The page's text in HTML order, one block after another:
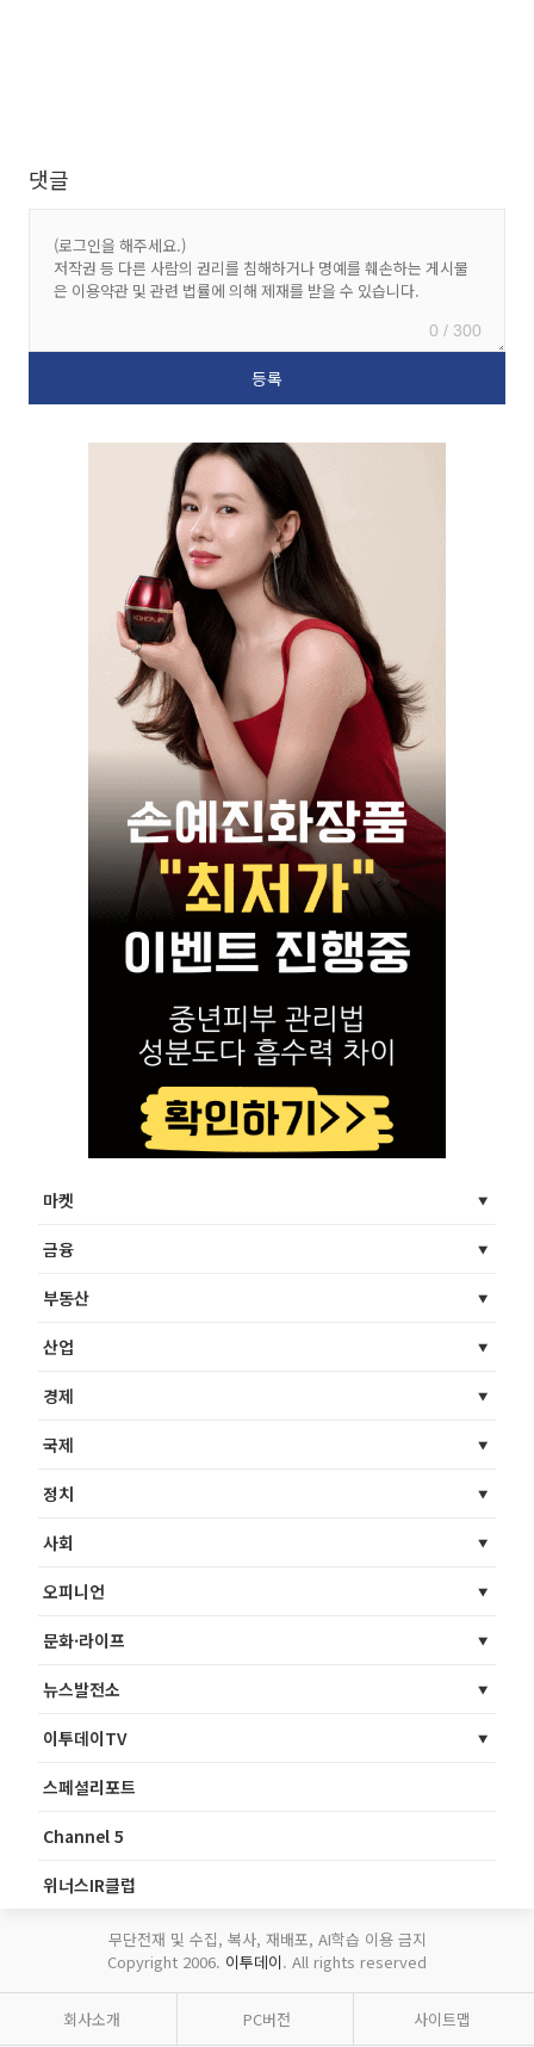
댓글
0 / 300
마켓
금융
부동산
산업
경제
국제
정치
사회
오피니언
문화·라이프
뉴스발전소
이투데이TV
스페셜리포트
Channel 5
위너스IR클럽
무단전재 및 수집, 복사, 재배포, AI학습 이용 금지
Copyright 2006. 이투데이. All rights reserved
회사소개 PC버전 사이트맵